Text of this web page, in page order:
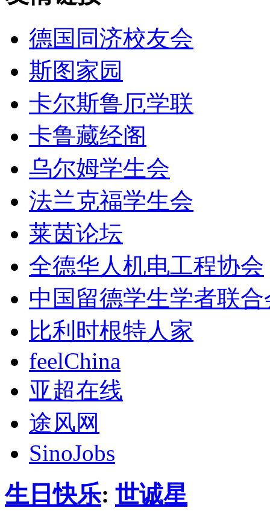
德国同济校友会
斯图家园
卡尔斯鲁厄学联
卡鲁藏经阁
乌尔姆学生会
法兰克福学生会
莱茵论坛
全德华人机电工程协会
中国留德学生学者联合
比利时根特人家
feelChina
亚超在线
途风网
SinoJobs
生日快乐: 世诚星